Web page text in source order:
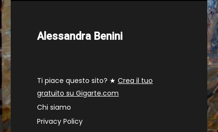
Alessandra Benini
Ti piace questo sito? ★ Crea il tuo
gratuito su Gigarte.com
Chi siamo
Privacy Policy